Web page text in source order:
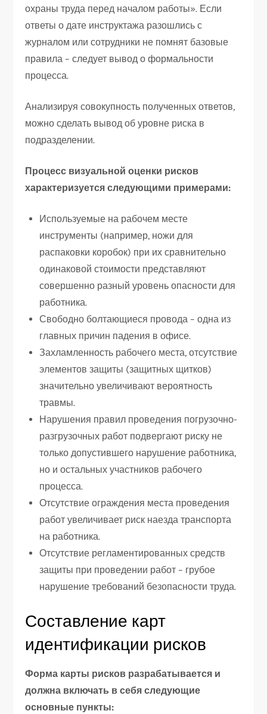
охраны труда перед началом работы». Если
ответы о дате инструктажа разошлись с
журналом или сотрудники не помнят базовые
правила – следует вывод о формальности
процесса.
Анализируя совокупность полученных ответов,
можно сделать вывод об уровне риска в
подразделении.
Процесс визуальной оценки рисков
характеризуется следующими примерами:
Используемые на рабочем месте
инструменты (например, ножи для
распаковки коробок) при их сравнительно
одинаковой стоимости представляют
совершенно разный уровень опасности для
работника.
Свободно болтающиеся провода – одна из
главных причин падения в офисе.
Захламленность рабочего места, отсутствие
элементов защиты (защитных щитков)
значительно увеличивают вероятность
травмы.
Нарушения правил проведения погрузочно-
разгрузочных работ подвергают риску не
только допустившего нарушение работника,
но и остальных участников рабочего
процесса.
Отсутствие ограждения места проведения
работ увеличивает риск наезда транспорта
на работника.
Отсутствие регламентированных средств
защиты при проведении работ – грубое
нарушение требований безопасности труда.
Составление карт
идентификации рисков
Форма карты рисков разрабатывается и
должна включать в себя следующие
основные пункты: